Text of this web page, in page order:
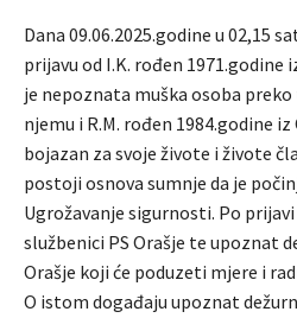
Dana 09.06.2025.godine u 02,15
prijavu od I.K. rođen 1971.godine
je nepoznata muška osoba
njemu i R.M. rođen 1984.godine
bojazan za svoje živote i živote
postoji osnova sumnje da je
Ugrožavanje sigurnosti. Po
službenici PS Orašje te upoznat
Orašje koji će poduzeti mjere i
O istom događaju upoznat